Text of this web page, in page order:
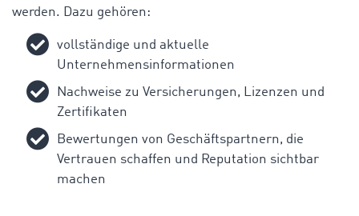
werden. Dazu gehören:
vollständige und aktuelle
Unternehmensinformationen
Nachweise zu Versicherungen, Lizenzen und
Zertifikaten
Bewertungen von Geschäftspartnern, die
Vertrauen schaffen und Reputation sichtbar
machen